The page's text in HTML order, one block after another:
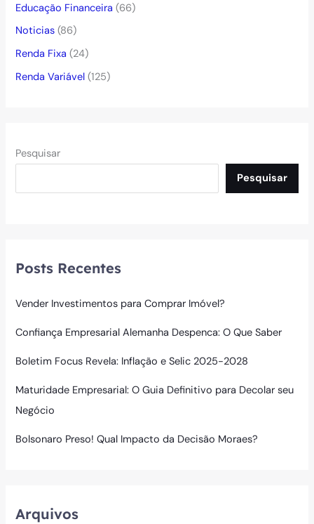
Educação Financeira (66)
Noticias (86)
Renda Fixa (24)
Renda Variável (125)
Pesquisar
Pesquisar
Posts Recentes
Vender Investimentos para Comprar Imóvel?
Confiança Empresarial Alemanha Despenca: O Que Saber
Boletim Focus Revela: Inflação e Selic 2025-2028
Maturidade Empresarial: O Guia Definitivo para Decolar seu
Negócio
Bolsonaro Preso! Qual Impacto da Decisão Moraes?
Arquivos